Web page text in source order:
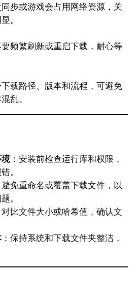
步或游戏会占用网络资源，关
。
频繁刷新或重启下载，耐心等
载路径、版本和流程，可避免
乱。
：安装前检查运行库和权限，
。
免重命名或覆盖下载文件，以
。
比文件大小或哈希值，确认文
：保持系统和下载文件夹整洁，